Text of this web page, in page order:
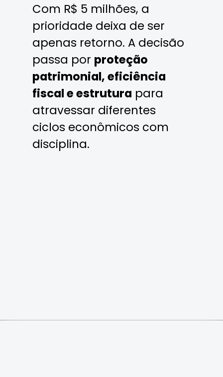
Com R$ 5 milhões, a
prioridade deixa de ser
apenas retorno. A decisão
passa por proteção
patrimonial, eficiência
fiscal e estrutura para
atravessar diferentes
ciclos econômicos com
disciplina.